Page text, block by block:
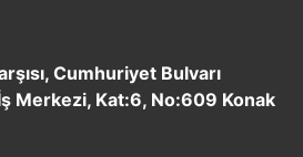
Cumhuriyet Bulvarı
Merkezi, Kat:6, No:609 Konak